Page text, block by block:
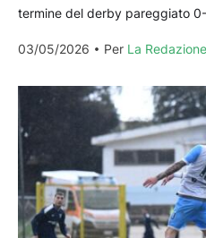
termine del derby pareggiato
03/05/2026
Per La Redazione